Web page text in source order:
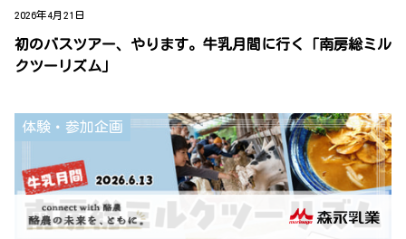
2026年4月21日
初のバスツアー、やります。牛乳月間に行く「南房総ミル
クツーリズム」
体験・参加企画